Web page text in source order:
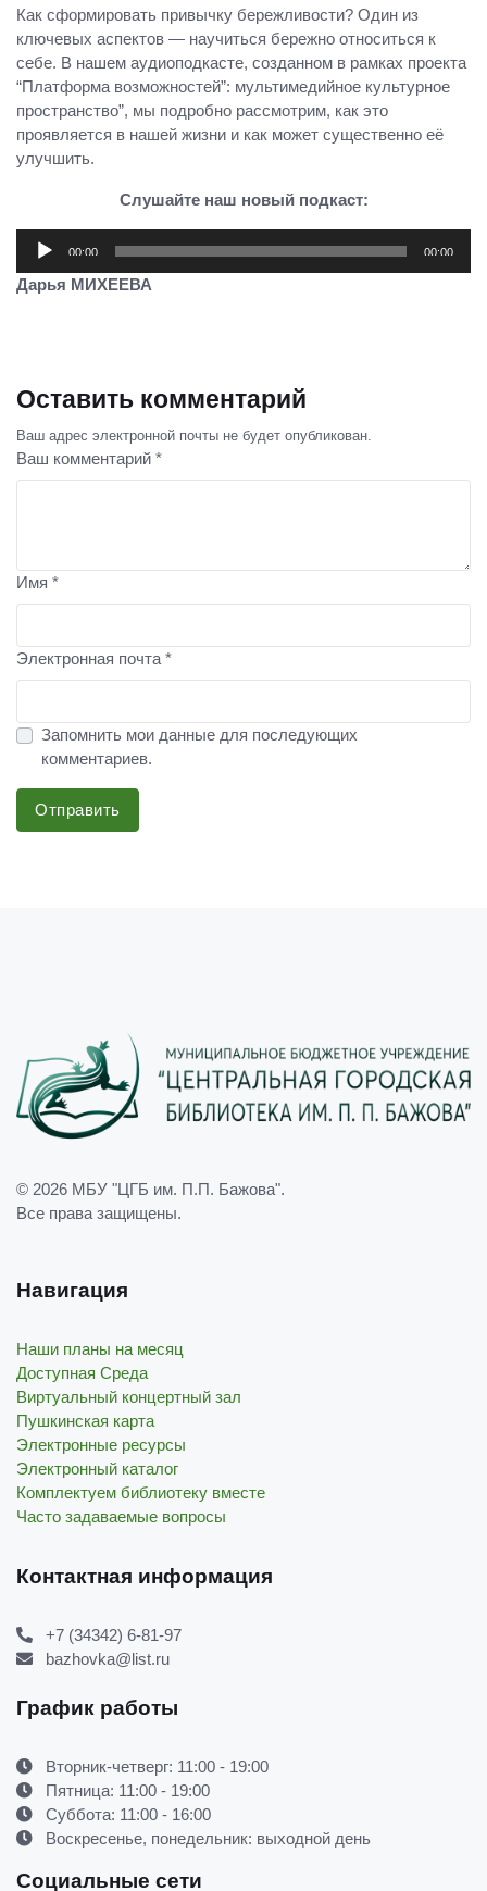
Как сформировать привычку бережливости? Один из
ключевых аспектов — научиться бережно относиться к
себе. В нашем аудиоподкасте, созданном в рамках проекта
“Платформа возможностей”: мультимедийное культурное
пространство”, мы подробно рассмотрим, как это
проявляется в нашей жизни и как может существенно её
улучшить.
Слушайте наш новый подкаст:
Аудиоплеер
00:00 00:00
Дарья МИХЕЕВА
Оставить комментарий
Ваш адрес электронной почты не будет опубликован.
Ваш комментарий *
Имя *
Электронная почта *
Запомнить мои данные для последующих
комментариев.
Отправить
© 2026 МБУ "ЦГБ им. П.П. Бажова".
Все права защищены.
Навигация
Наши планы на месяц
Доступная Среда
Виртуальный концертный зал
Пушкинская карта
Электронные ресурсы
Электронный каталог
Комплектуем библиотеку вместе
Часто задаваемые вопросы
Контактная информация
+7 (34342) 6-81-97
bazhovka@list.ru
График работы
Вторник-четверг: 11:00 - 19:00
Пятница: 11:00 - 19:00
Суббота: 11:00 - 16:00
Воскресенье, понедельник: выходной день
Социальные сети